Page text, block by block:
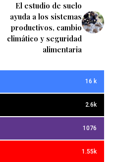
El estudio de suelo
ayuda a los sistemas
productivos, cambio
climático y seguridad
alimentaria
16 k
2.6k
1076
1.55k